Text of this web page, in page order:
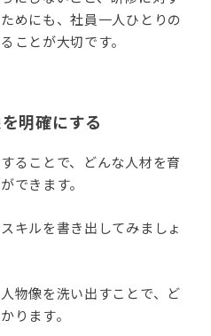
めにも、社員一人ひとりの
ことが大切です。
明確にする
ることで、どんな人材を育
できます。
キルを書き出してみましょ
物像を洗い出すことで、ど
ります。